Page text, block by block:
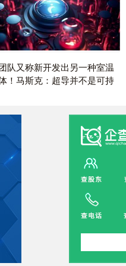
队又称新开发出另一种室温
！马斯克： 超导并不是可持